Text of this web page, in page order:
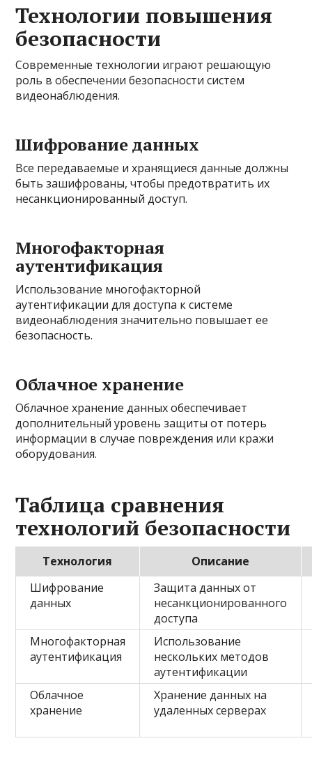
Технологии повышения
безопасности
Современные технологии играют решающую
роль в обеспечении безопасности систем
видеонаблюдения.
Шифрование данных
Все передаваемые и хранящиеся данные должны
быть зашифрованы, чтобы предотвратить их
несанкционированный доступ.
Многофакторная
аутентификация
Использование многофакторной
аутентификации для доступа к системе
видеонаблюдения значительно повышает ее
безопасность.
Облачное хранение
Облачное хранение данных обеспечивает
дополнительный уровень защиты от потерь
информации в случае повреждения или кражи
оборудования.
Таблица сравнения
технологий безопасности
Технология
Описание
Шифрование
данных
Защита данных от
несанкционированного
доступа
Многофакторная
аутентификация
Использование
нескольких методов
аутентификации
Облачное
хранение
Хранение данных на
удаленных серверах